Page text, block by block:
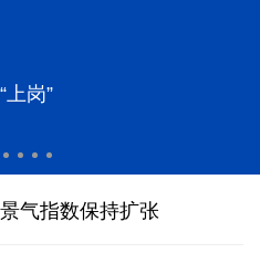
岗”
气指数保持扩张